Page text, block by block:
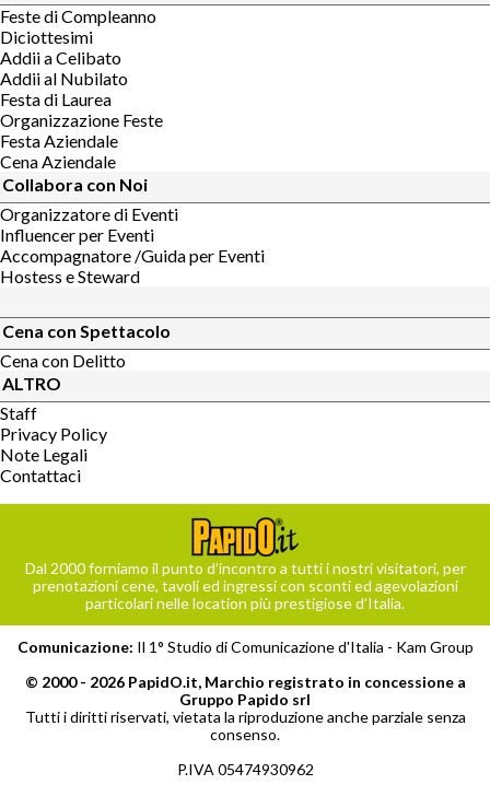
Feste di Compleanno
Diciottesimi
Addii a Celibato
Addii al Nubilato
Festa di Laurea
Organizzazione Feste
Festa Aziendale
Cena Aziendale
Collabora con Noi
Organizzatore di Eventi
Influencer per Eventi
Accompagnatore /Guida per Eventi
Hostess e Steward
Cena con Spettacolo
Cena con Delitto
ALTRO
Staff
Privacy Policy
Note Legali
Contattaci
Dal 2000 forniamo il punto d’incontro a tutti i nostri visitatori, per
prenotazioni cene, tavoli ed ingressi con sconti ed agevolazioni
particolari nelle location più prestigiose d’Italia.
Comunicazione: Il 1° Studio di Comunicazione d'Italia - Kam Group
© 2000 - 2026 PapidO.it, Marchio registrato in concessione a
Gruppo Papido srl
Tutti i diritti riservati, vietata la riproduzione anche parziale senza
consenso.
P.IVA 05474930962